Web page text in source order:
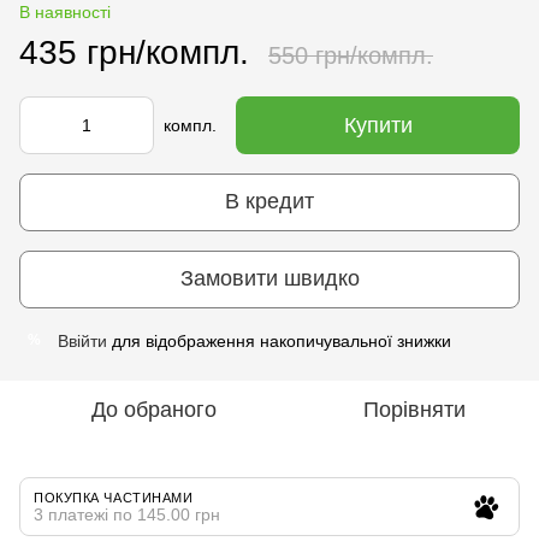
В наявності
435 грн/компл. 550 грн/компл.
компл. Купити
В кредит
Замовити швидко
Ввійти для відображення накопичувальної знижки
До обраного Порівняти
ПОКУПКА ЧАСТИНАМИ
3 платежі по 145.00 грн